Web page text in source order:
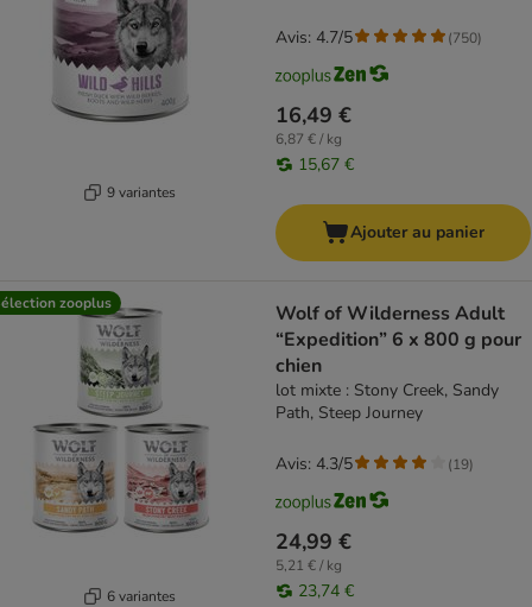
9 variantes
16,49 €
6,87 € / kg
15,67 €
Avis: 4.7/5 (750)
Ajouter au panier
zooplus
6 variantes
Wolf of Wilderness Adult
“Expedition” 6 x 800 g pour
chien
lot mixte : Stony Creek, Sandy
Path, Steep Journey
24,99 €
5,21 € / kg
23,74 €
Avis: 4.3/5 (19)